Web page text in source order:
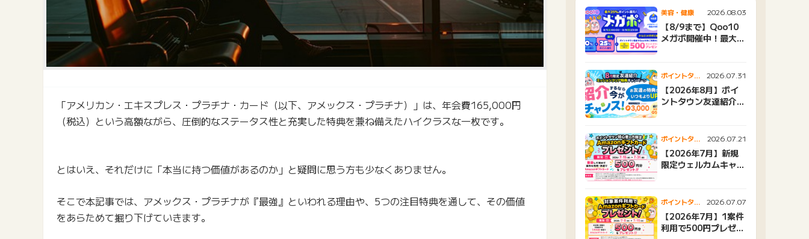
「アメリカン・エキスプレス・プラチナ・カード（以下、アメックス・プラチナ）」は、年会費165,000円
（税込）という高額ながら、圧倒的なステータス性と充実した特典を兼ね備えたハイクラスな一枚です。
とはいえ、それだけに「本当に持つ価値があるのか」と疑問に思う方も少なくありません。
そこで本記事では、アメックス・プラチナが『最強』といわれる理由や、5つの注目特典を通して、その価値
をあらためて掘り下げていきます。
美容・健康 2026.08.03
【8/9まで】Qoo10
メガポ開催中！最大
ポイントタウ
ンニュース
2026.07.31
【2026年8月】ポイ
ントタウン友達紹介キ
ポイントタウ
ンニュース
2026.07.21
【2026年7月】新規
限定ウェルカムキャン
ポイントタウ
ンニュース
2026.07.07
【2026年7月】1案件
利用で500円プレゼン